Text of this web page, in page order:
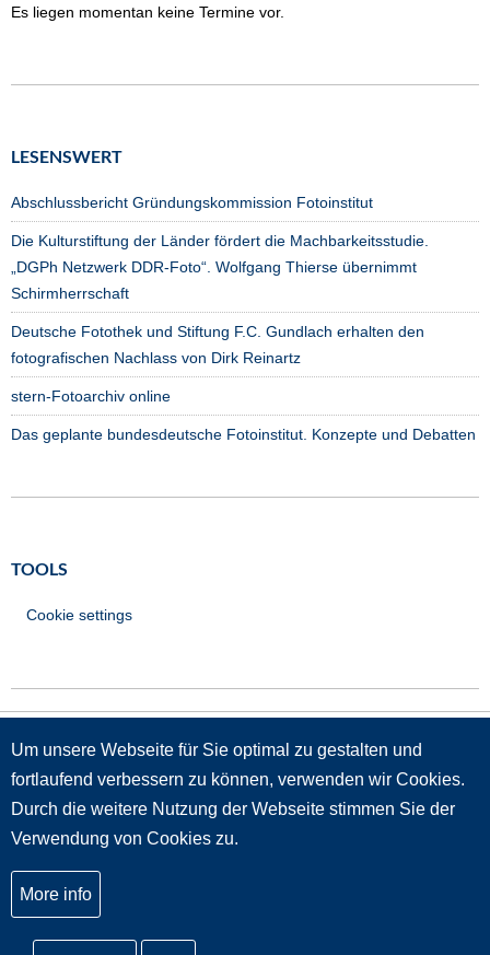
Es liegen momentan keine Termine vor.
LESENSWERT
Abschlussbericht Gründungskommission Fotoinstitut
Die Kulturstiftung der Länder fördert die Machbarkeitsstudie.
„DGPh Netzwerk DDR-Foto“. Wolfgang Thierse übernimmt
Schirmherrschaft
Deutsche Fotothek und Stiftung F.C. Gundlach erhalten den
fotografischen Nachlass von Dirk Reinartz
stern-Fotoarchiv online
Das geplante bundesdeutsche Fotoinstitut. Konzepte und Debatten
TOOLS
Cookie settings
GRÜNDUNGSMITGLIEDER
Um unsere Webseite für Sie optimal zu gestalten und
fortlaufend verbessern zu können, verwenden wir Cookies.
Durch die weitere Nutzung der Webseite stimmen Sie der
Verwendung von Cookies zu.
More info